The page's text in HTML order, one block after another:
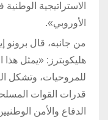
الاستراتيجية
الأوروبي».
من جانبه، قال برونو
هليكوبترز: «يمثل هذا
للمروحيات، وتشكل
قدرات القوات
الدفاع والأمن